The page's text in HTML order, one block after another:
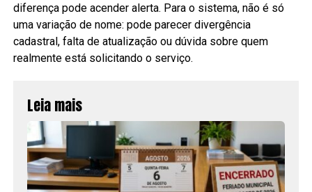
diferença pode acender alerta. Para o sistema, não é só
uma variação de nome: pode parecer divergência
cadastral, falta de atualização ou dúvida sobre quem
realmente está solicitando o serviço.
Leia mais